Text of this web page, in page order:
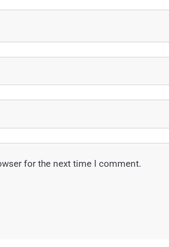
for the next time I comment.